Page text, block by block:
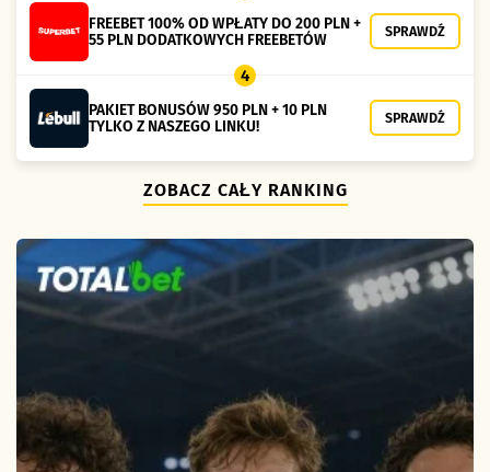
FREEBET 100% OD WPŁATY DO 200 PLN +
55 PLN DODATKOWYCH FREEBETÓW
SPRAWDŹ
4
PAKIET BONUSÓW 950 PLN + 10 PLN
TYLKO Z NASZEGO LINKU!
SPRAWDŹ
ZOBACZ CAŁY RANKING